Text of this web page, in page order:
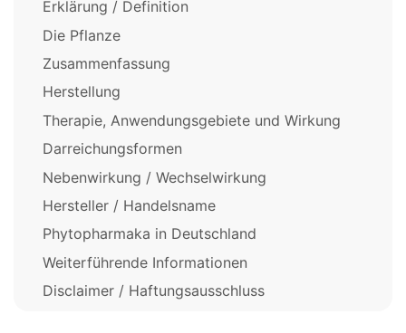
Erklärung / Definition
Die Pflanze
Zusammenfassung
Herstellung
Therapie, Anwendungsgebiete und Wirkung
Darreichungsformen
Nebenwirkung / Wechselwirkung
Hersteller / Handelsname
Phytopharmaka in Deutschland
Weiterführende Informationen
Disclaimer / Haftungsausschluss